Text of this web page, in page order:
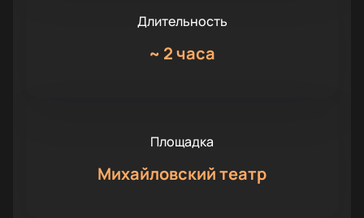
Длительность
~ 2 часа
Площадка
Михайловский театр